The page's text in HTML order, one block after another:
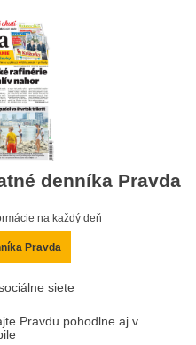
denníka Pravda
na každý deň
Pravda
siete
Pravdu pohodlne aj v